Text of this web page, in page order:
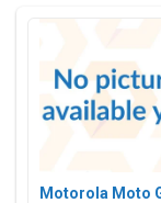
Motorola Moto